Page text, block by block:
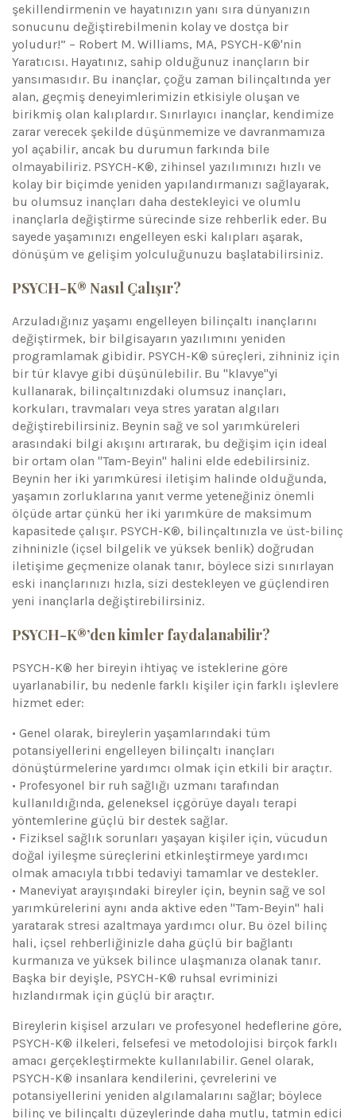
şekillendirmenin ve hayatınızın yanı sıra dünyanızın
sonucunu değiştirebilmenin kolay ve dostça bir
yoludur!” – Robert M. Williams, MA, PSYCH-K®'nin
Yaratıcısı. Hayatınız, sahip olduğunuz inançların bir
yansımasıdır. Bu inançlar, çoğu zaman bilinçaltında yer
alan, geçmiş deneyimlerimizin etkisiyle oluşan ve
birikmiş olan kalıplardır. Sınırlayıcı inançlar, kendimize
zarar verecek şekilde düşünmemize ve davranmamıza
yol açabilir, ancak bu durumun farkında bile
olmayabiliriz. PSYCH-K®, zihinsel yazılımınızı hızlı ve
kolay bir biçimde yeniden yapılandırmanızı sağlayarak,
bu olumsuz inançları daha destekleyici ve olumlu
inançlarla değiştirme sürecinde size rehberlik eder. Bu
sayede yaşamınızı engelleyen eski kalıpları aşarak,
dönüşüm ve gelişim yolculuğunuzu başlatabilirsiniz.
PSYCH-K® Nasıl Çalışır?
Arzuladığınız yaşamı engelleyen bilinçaltı inançlarını
değiştirmek, bir bilgisayarın yazılımını yeniden
programlamak gibidir. PSYCH-K® süreçleri, zihniniz için
bir tür klavye gibi düşünülebilir. Bu "klavye"yi
kullanarak, bilinçaltınızdaki olumsuz inançları,
korkuları, travmaları veya stres yaratan algıları
değiştirebilirsiniz. Beynin sağ ve sol yarımküreleri
arasındaki bilgi akışını artırarak, bu değişim için ideal
bir ortam olan "Tam-Beyin" halini elde edebilirsiniz.
Beynin her iki yarımküresi iletişim halinde olduğunda,
yaşamın zorluklarına yanıt verme yeteneğiniz önemli
ölçüde artar çünkü her iki yarımküre de maksimum
kapasitede çalışır. PSYCH-K®, bilinçaltınızla ve üst-bilinç
zihninizle (içsel bilgelik ve yüksek benlik) doğrudan
iletişime geçmenize olanak tanır, böylece sizi sınırlayan
eski inançlarınızı hızla, sizi destekleyen ve güçlendiren
yeni inançlarla değiştirebilirsiniz.
PSYCH-K®’den kimler faydalanabilir?
PSYCH-K® her bireyin ihtiyaç ve isteklerine göre
uyarlanabilir, bu nedenle farklı kişiler için farklı işlevlere
hizmet eder:
• Genel olarak, bireylerin yaşamlarındaki tüm
potansiyellerini engelleyen bilinçaltı inançları
dönüştürmelerine yardımcı olmak için etkili bir araçtır.
• Profesyonel bir ruh sağlığı uzmanı tarafından
kullanıldığında, geleneksel içgörüye dayalı terapi
yöntemlerine güçlü bir destek sağlar.
• Fiziksel sağlık sorunları yaşayan kişiler için, vücudun
doğal iyileşme süreçlerini etkinleştirmeye yardımcı
olmak amacıyla tıbbi tedaviyi tamamlar ve destekler.
• Maneviyat arayışındaki bireyler için, beynin sağ ve sol
yarımkürelerini aynı anda aktive eden "Tam-Beyin" hali
yaratarak stresi azaltmaya yardımcı olur. Bu özel bilinç
hali, içsel rehberliğinizle daha güçlü bir bağlantı
kurmanıza ve yüksek bilince ulaşmanıza olanak tanır.
Başka bir deyişle, PSYCH-K® ruhsal evriminizi
hızlandırmak için güçlü bir araçtır.
Bireylerin kişisel arzuları ve profesyonel hedeflerine göre,
PSYCH-K® ilkeleri, felsefesi ve metodolojisi birçok farklı
amacı gerçekleştirmekte kullanılabilir. Genel olarak,
PSYCH-K® insanlara kendilerini, çevrelerini ve
potansiyellerini yeniden algılamalarını sağlar; böylece
bilinç ve bilinçaltı düzeylerinde daha mutlu, tatmin edici